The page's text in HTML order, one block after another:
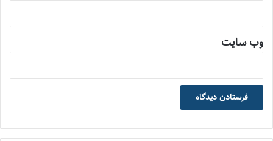
وب‌ سایت